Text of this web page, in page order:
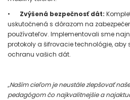
•
Zvýšená bezpečnosť dát:
uskutočnená s dôrazom na
používateľov. Implementovali sme
protokoly a šifrovacie technológie,
ochranu vašich dát.
„Naším cieľom je neustále zlepšovať
pedagógom čo najkvalitnejšie a